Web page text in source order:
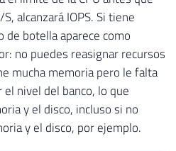
alcanzará IOPS. Si tiene
botella aparece como
no puedes reasignar recursos
mucha memoria pero le falta
nivel del banco, lo que
y el disco, incluso si no
y el disco, por ejemplo.